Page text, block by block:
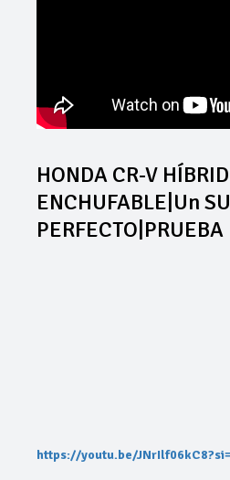
HONDA CR-V
ENCHUFABLE|Un
PERFECTO|PRUEBA
https://youtu.be/